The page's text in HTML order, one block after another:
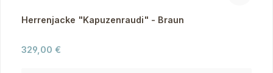
Herrenjacke "Kapuzenraudi" - Braun
Regulärer Preis:
329,00 €